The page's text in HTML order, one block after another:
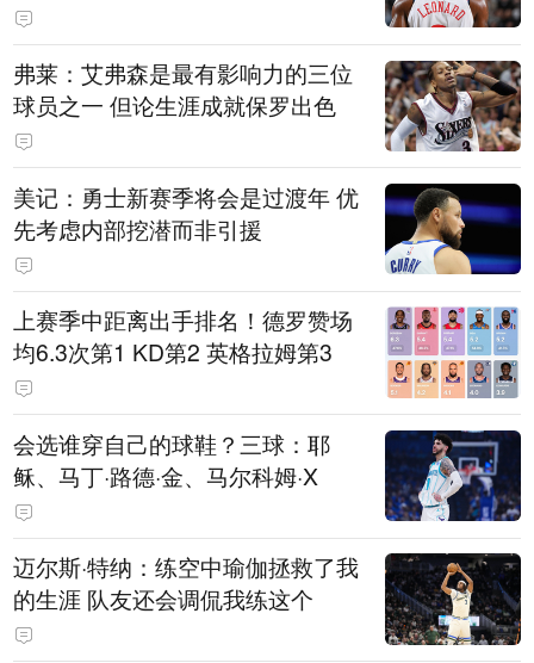
弗莱：艾弗森是最有影响力的三位
球员之一 但论生涯成就保罗出色
美记：勇士新赛季将会是过渡年 优
先考虑内部挖潜而非引援
上赛季中距离出手排名！德罗赞场
均6.3次第1 KD第2 英格拉姆第3
会选谁穿自己的球鞋？三球：耶
稣、马丁·路德·金、马尔科姆·X
迈尔斯·特纳：练空中瑜伽拯救了我
的生涯 队友还会调侃我练这个